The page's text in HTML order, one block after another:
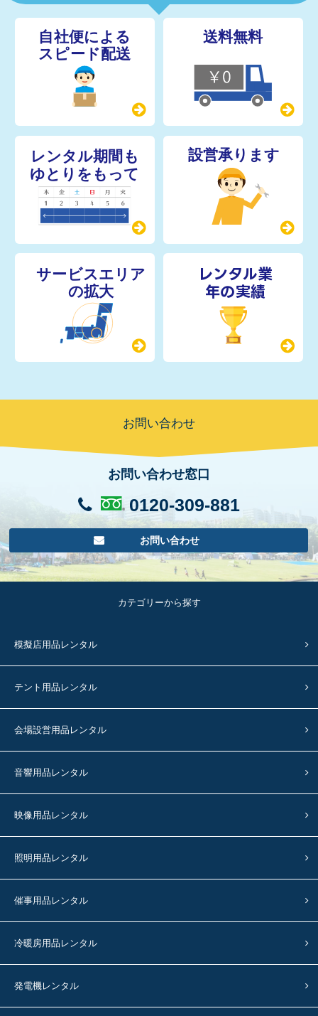
レンタル業
年の実績
お問い合わせ
お問い合わせ窓口
0120-309-881
お問い合わせ
カテゴリーから探す
模擬店用品レンタル
テント用品レンタル
会場設営用品レンタル
音響用品レンタル
映像用品レンタル
照明用品レンタル
催事用品レンタル
冷暖房用品レンタル
発電機レンタル